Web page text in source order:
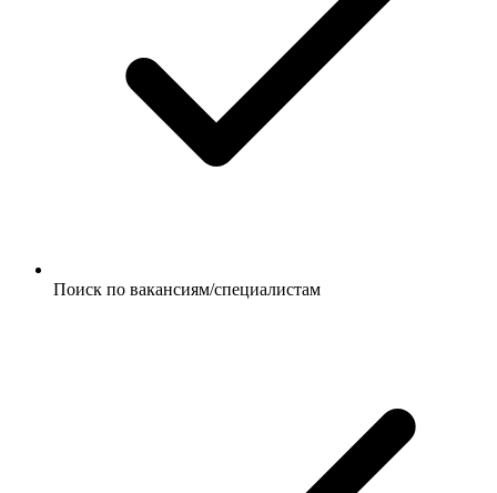
Поиск по вакансиям/специалистам